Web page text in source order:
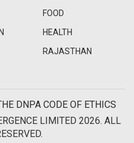
FOOD
HEALTH
RAJASTHAN
DNPA CODE OF ETHICS
LIMITED 2026. ALL